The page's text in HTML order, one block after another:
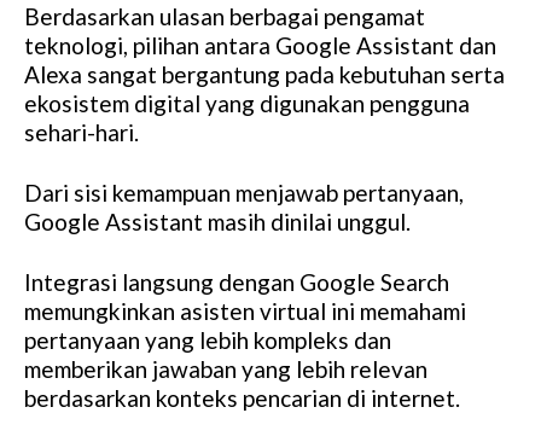
Berdasarkan ulasan berbagai pengamat
teknologi, pilihan antara Google Assistant dan
Alexa sangat bergantung pada kebutuhan serta
ekosistem digital yang digunakan pengguna
sehari-hari.
Dari sisi kemampuan menjawab pertanyaan,
Google Assistant masih dinilai unggul.
Integrasi langsung dengan Google Search
memungkinkan asisten virtual ini memahami
pertanyaan yang lebih kompleks dan
memberikan jawaban yang lebih relevan
berdasarkan konteks pencarian di internet.